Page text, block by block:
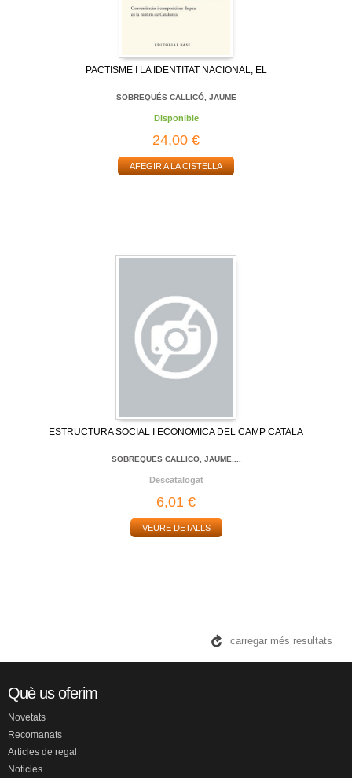
PACTISME I LA IDENTITAT NACIONAL, EL
SOBREQUÉS CALLICÓ, JAUME
Disponible
24,00 €
AFEGIR A LA CISTELLA
ESTRUCTURA SOCIAL I ECONOMICA DEL CAMP CATALA
SOBREQUES CALLICO, JAUME,...
Descatalogat
6,01 €
VEURE DETALLS
carregar més resultats
Què us oferim
Novetats
Recomanats
Articles de regal
Noticies